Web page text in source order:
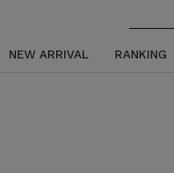
NEW ARRIVAL RANKING